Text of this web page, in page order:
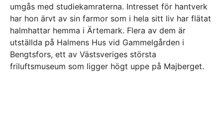
umgås med studiekamraterna. Intresset för hantverk
har hon ärvt av sin farmor som i hela sitt liv har flätat
halmhattar hemma i Ärtemark. Flera av dem är
utställda på Halmens Hus vid Gammelgården i
Bengtsfors, ett av Västsveriges största
friluftsmuseum som ligger högt uppe på Majberget.